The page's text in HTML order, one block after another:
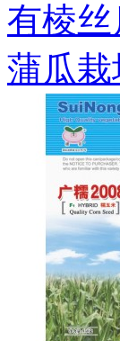
有棱
蒲瓜